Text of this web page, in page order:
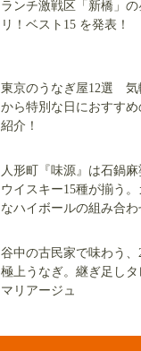
ランチ激戦区「新橋」
リ！ベスト15 を発表！
東京のうなぎ屋12選 気
から特別な日におすす
紹介！
人形町『味源』は石鍋
ウイスキー15種が揃う
なハイボールの組み合
谷中の古民家で味わう、
極上うなぎ。継ぎ足し
マリアージュ